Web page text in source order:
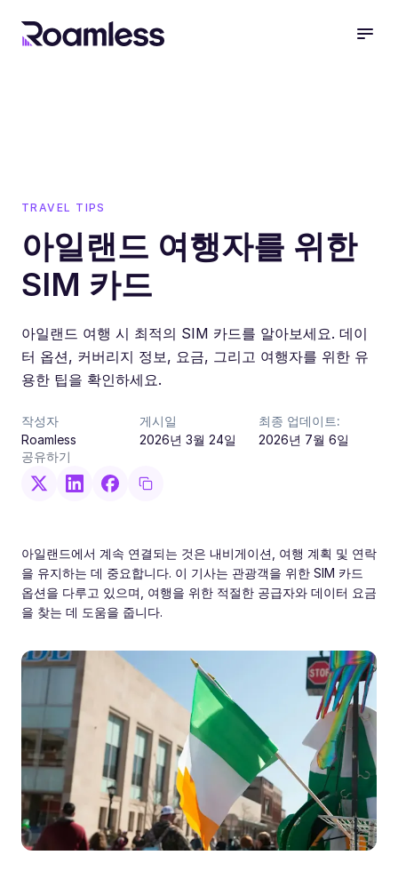
TRAVEL TIPS
아일랜드 여행자를 위한
SIM 카드
아일랜드 여행 시 최적의 SIM 카드를 알아보세요. 데이
터 옵션, 커버리지 정보, 요금, 그리고 여행자를 위한 유
용한 팁을 확인하세요.
작성자
Roamless
게시일
2026년 3월 24일
최종 업데이트:
2026년 7월 6일
공유하기
아일랜드에서 계속 연결되는 것은 내비게이션, 여행 계획 및 연락
을 유지하는 데 중요합니다. 이 기사는 관광객을 위한 SIM 카드
옵션을 다루고 있으며, 여행을 위한 적절한 공급자와 데이터 요금
을 찾는 데 도움을 줍니다.